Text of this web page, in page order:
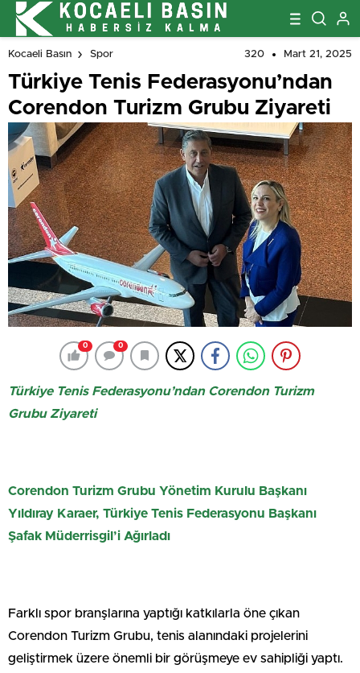
Kocaeli Basın Spor 320 Mart 21, 2025
Türkiye Tenis Federasyonu’ndan
Corendon Turizm Grubu Ziyareti
0 0
Türkiye Tenis Federasyonu’ndan Corendon Turizm
Grubu Ziyareti
Corendon Turizm Grubu Yönetim Kurulu Başkanı
Yıldıray Karaer, Türkiye Tenis Federasyonu Başkanı
Şafak Müderrisgil’i Ağırladı
Farklı spor branşlarına yaptığı katkılarla öne çıkan
Corendon Turizm Grubu, tenis alanındaki projelerini
geliştirmek üzere önemli bir görüşmeye ev sahipliği yaptı.